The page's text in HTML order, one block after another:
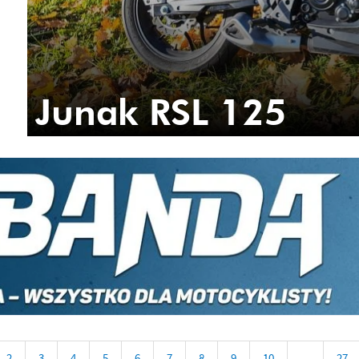
Junak RSL 125